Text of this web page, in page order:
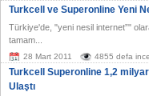
Turkcell ve Superonline Yeni
Türkiye'de, "yeni nesil internet”"
tamam...
28 Mart 2011 4855 defa
Turkcell Superonline 1,2 milyar
Ulaştı